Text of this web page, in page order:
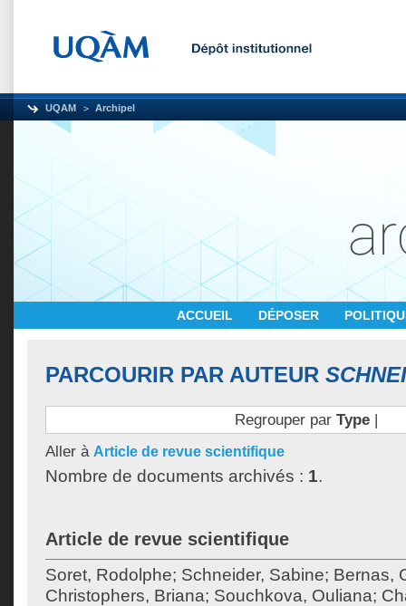
UQAM Archipel
ACCUEIL DÉPOSER
PARCOURIR PAR AUTEUR
Regrouper par Type|
Aller à Article de revue scientifique
Nombre de documents archivés : 1.
Article de revue scientifique
Soret, Rodolphe; Schneider, Sabine; Bernas,
Christophers, Briana; Souchkova, Ouliana;